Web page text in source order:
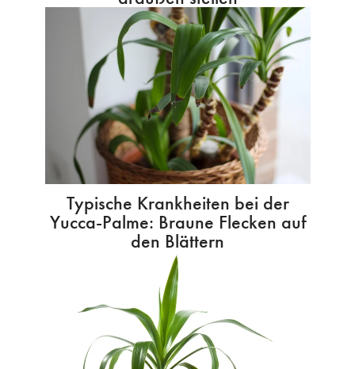
Typische Krankheiten bei der
Yucca-Palme: Braune Flecken auf
den Blättern